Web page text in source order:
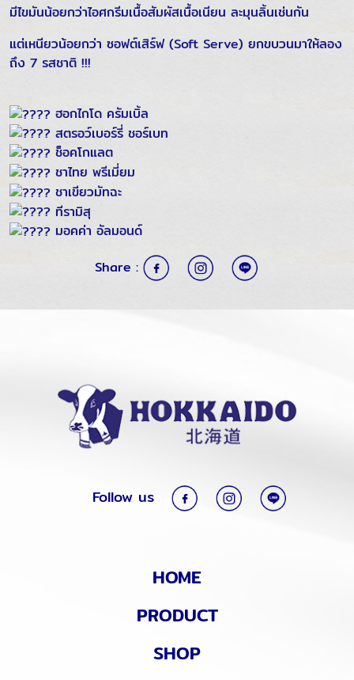
มีไขมันน้อยกว่าไอศกรีมเนื้อสัมผัสเนื้อเนียน ละมุนลิ้นเช่นกัน
แต่เหนียวน้อยกว่า ซอฟต์เสิร์ฟ (Soft Serve) ยกขบวนมาให้ลอง
ถึง 7 รสชาติ !!!
ฮอกไกโด ครัมเบิ้ล
สตรอว์เบอร์รี่ ชอร์เบท
ช็อคโกแลต
ชาไทย พรีเมี่ยม
ชาเขียวมัทฉะ
ทีรามิสุ
มอคค่า อัลมอนด์
Share :
Follow us
HOME
PRODUCT
SHOP